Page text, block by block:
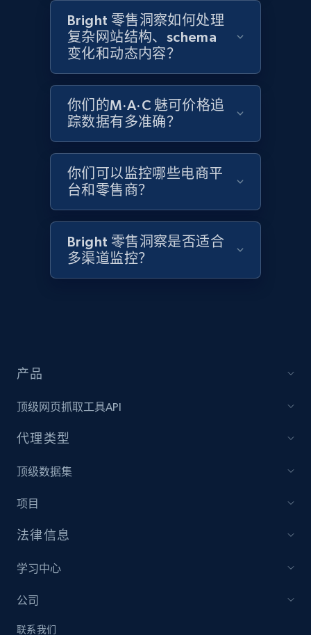
2.1K+ 375+
Amazon products global dataset - Collects
products by best sellers category URL
Title, Seller name, Brand, Description, Initial
price, Currency, Availability, Reviews count, and
Amazon products global dataset - Collect
Amazon products global dataset - Collect
products from Brands URLs
price, Currency, Availability, Reviews count, and
Home Depot US
Bright 零售洞察如何处理
复杂网站结构、schema
变化和动态内容？
你们的M·A·C 魅可价格追
踪数据有多准确？
你们可以监控哪些电商平
台和零售商？
Bright 零售洞察是否适合
多渠道监控？
产品
顶级网页抓取工具API
代理类型
顶级数据集
项目
法律信息
学习中心
公司
联系我们